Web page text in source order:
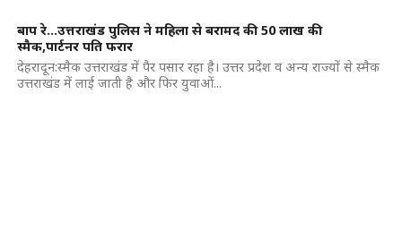
बाप रे…उत्तराखंड पुलिस ने महिला से बरामद की 50 लाख की
स्मैक,पार्टनर पति फरार
देहरादून:स्मैक उत्तराखंड में पैर पसार रहा है। उत्तर प्रदेश व अन्य राज्यों से स्मैक
उत्तराखंड में लाई जाती है और फिर युवाओं...